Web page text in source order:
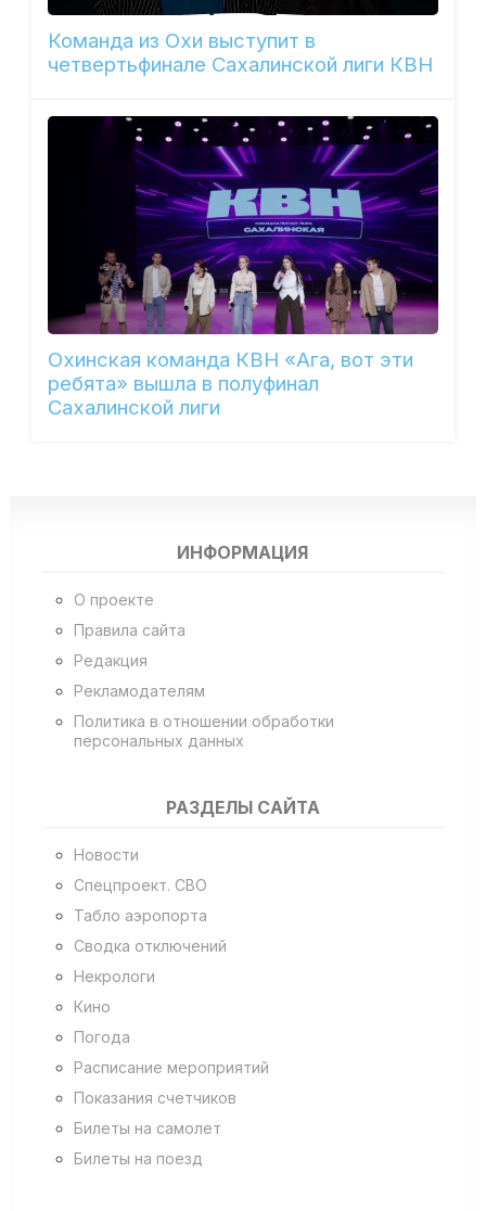
Команда из Охи выступит в
четвертьфинале Сахалинской лиги КВН
Охинская команда КВН «Ага, вот эти
ребята» вышла в полуфинал
Сахалинской лиги
ИНФОРМАЦИЯ
О проекте
Правила сайта
Редакция
Рекламодателям
Политика в отношении обработки
персональных данных
РАЗДЕЛЫ САЙТА
Новости
Спецпроект. СВО
Табло аэропорта
Сводка отключений
Некрологи
Кино
Погода
Расписание мероприятий
Показания счетчиков
Билеты на самолет
Билеты на поезд